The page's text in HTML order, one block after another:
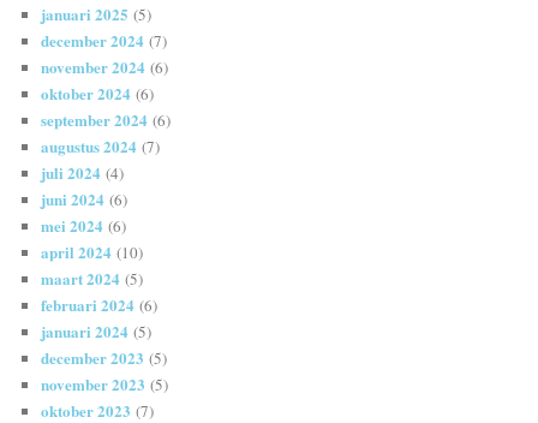
januari 2025 (5)
december 2024 (7)
november 2024 (6)
oktober 2024 (6)
september 2024 (6)
augustus 2024 (7)
juli 2024 (4)
juni 2024 (6)
mei 2024 (6)
april 2024 (10)
maart 2024 (5)
februari 2024 (6)
januari 2024 (5)
december 2023 (5)
november 2023 (5)
oktober 2023 (7)